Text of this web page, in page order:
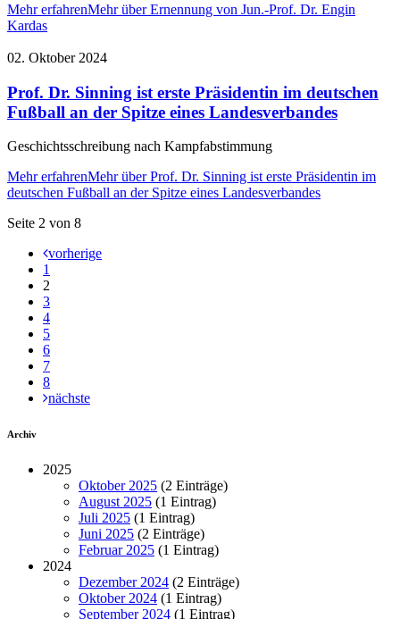
Mehr erfahrenMehr über Ernennung von Jun.-Prof. Dr. Engin
Kardas
02. Oktober 2024
Prof. Dr. Sinning ist erste Präsidentin im deutschen
Fußball an der Spitze eines Landesverbandes
Geschichtsschreibung nach Kampfabstimmung
Mehr erfahrenMehr über Prof. Dr. Sinning ist erste Präsidentin im
deutschen Fußball an der Spitze eines Landesverbandes
Seite 2 von 8
vorherige
1
2
3
4
5
6
7
8
nächste
Archiv
2025
Oktober 2025 (2 Einträge)
August 2025 (1 Eintrag)
Juli 2025 (1 Eintrag)
Juni 2025 (2 Einträge)
Februar 2025 (1 Eintrag)
2024
Dezember 2024 (2 Einträge)
Oktober 2024 (1 Eintrag)
September 2024 (1 Eintrag)